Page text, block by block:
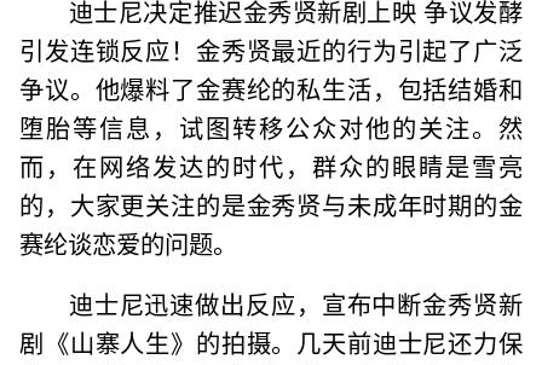
迪士尼决定推迟金秀贤新剧上映 争议发酵
引发连锁反应！金秀贤最近的行为引起了广泛
争议。他爆料了金赛纶的私生活，包括结婚和
堕胎等信息，试图转移公众对他的关注。然
而，在网络发达的时代，群众的眼睛是雪亮
的，大家更关注的是金秀贤与未成年时期的金
赛纶谈恋爱的问题。
迪士尼迅速做出反应，宣布中断金秀贤新
剧《山寨人生》的拍摄。几天前迪士尼还力保